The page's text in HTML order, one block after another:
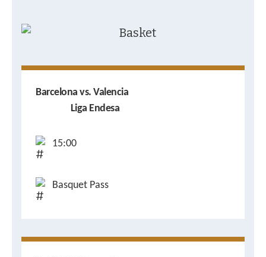
Barcelona vs. Valencia
Liga Endesa
15:00
Basquet Pass